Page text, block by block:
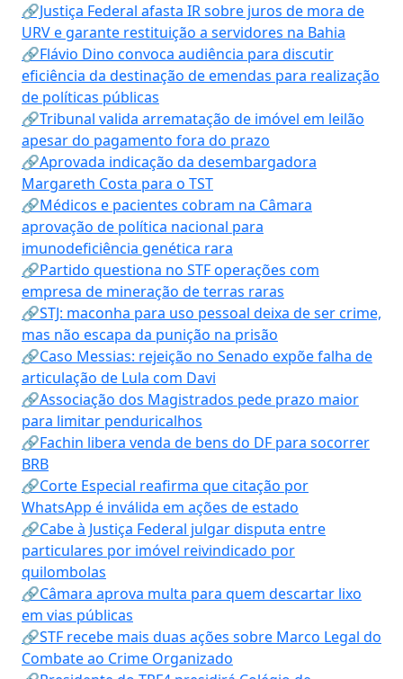
🔗Justiça Federal afasta IR sobre juros de mora de
URV e garante restituição a servidores na Bahia
🔗Flávio Dino convoca audiência para discutir
eficiência da destinação de emendas para realização
de políticas públicas
🔗Tribunal valida arrematação de imóvel em leilão
apesar do pagamento fora do prazo
🔗Aprovada indicação da desembargadora
Margareth Costa para o TST
🔗Médicos e pacientes cobram na Câmara
aprovação de política nacional para
imunodeficiência genética rara
🔗Partido questiona no STF operações com
empresa de mineração de terras raras
🔗STJ: maconha para uso pessoal deixa de ser crime,
mas não escapa da punição na prisão
🔗Caso Messias: rejeição no Senado expõe falha de
articulação de Lula com Davi
🔗Associação dos Magistrados pede prazo maior
para limitar penduricalhos
🔗Fachin libera venda de bens do DF para socorrer
BRB
🔗Corte Especial reafirma que citação por
WhatsApp é inválida em ações de estado
🔗Cabe à Justiça Federal julgar disputa entre
particulares por imóvel reivindicado por
quilombolas
🔗Câmara aprova multa para quem descartar lixo
em vias públicas
🔗STF recebe mais duas ações sobre Marco Legal do
Combate ao Crime Organizado